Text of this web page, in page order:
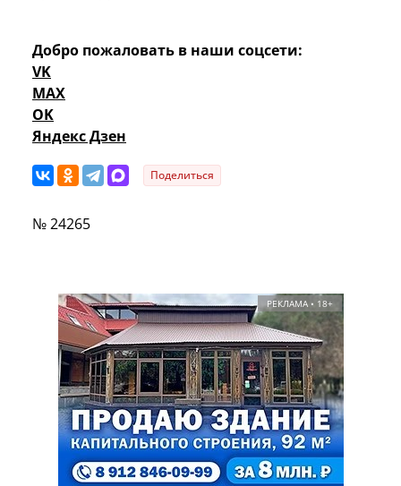
Добро пожаловать в наши соцсети:
VK
MAX
OK
Яндекс Дзен
Поделиться
№ 24265
РЕКЛАМА • 18+